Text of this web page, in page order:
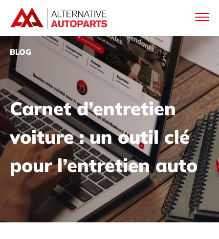
BLOG
Carnet d’entretien
voiture : un outil clé
pour l’entretien auto